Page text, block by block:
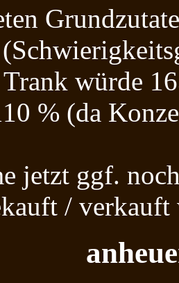
würde
% (da
jetzt ggf.
/